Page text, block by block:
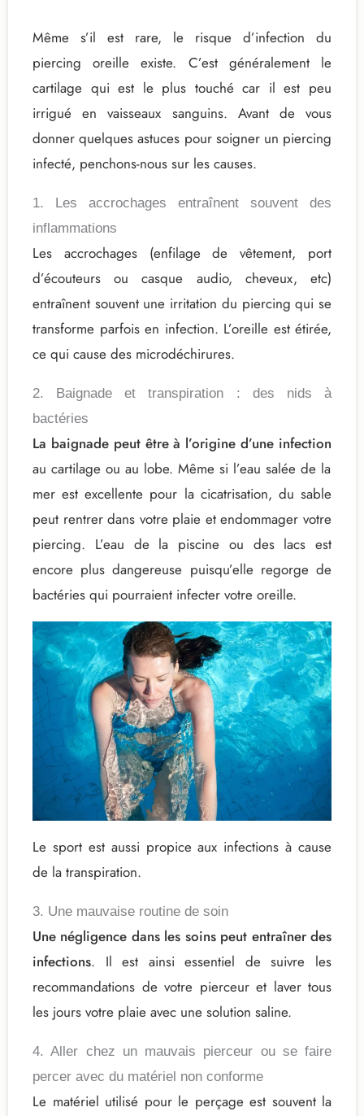
Même s’il est rare, le risque d’infection du
piercing oreille existe. C’est généralement le
cartilage qui est le plus touché car il est peu
irrigué en vaisseaux sanguins. Avant de vous
donner quelques astuces pour soigner un piercing
infecté, penchons-nous sur les causes.
1. Les accrochages entraînent souvent des
inflammations
Les accrochages (enfilage de vêtement, port
d’écouteurs ou casque audio, cheveux, etc)
entraînent souvent une irritation du piercing qui se
transforme parfois en infection. L’oreille est étirée,
ce qui cause des microdéchirures.
2. Baignade et transpiration : des nids à
bactéries
La baignade peut être à l’origine d’une infection
au cartilage ou au lobe. Même si l’eau salée de la
mer est excellente pour la cicatrisation, du sable
peut rentrer dans votre plaie et endommager votre
piercing. L’eau de la piscine ou des lacs est
encore plus dangereuse puisqu’elle regorge de
bactéries qui pourraient infecter votre oreille.
Le sport est aussi propice aux infections à cause
de la transpiration.
3. Une mauvaise routine de soin
Une négligence dans les soins peut entraîner des
infections. Il est ainsi essentiel de suivre les
recommandations de votre pierceur et laver tous
les jours votre plaie avec une solution saline.
4. Aller chez un mauvais pierceur ou se faire
percer avec du matériel non conforme
Le matériel utilisé pour le perçage est souvent la